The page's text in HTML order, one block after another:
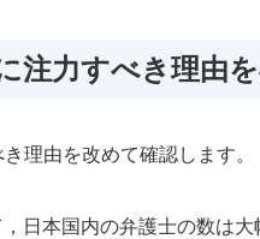
注力すべき理由
理由を改めて確認します。
日本国内の弁護士の数は大